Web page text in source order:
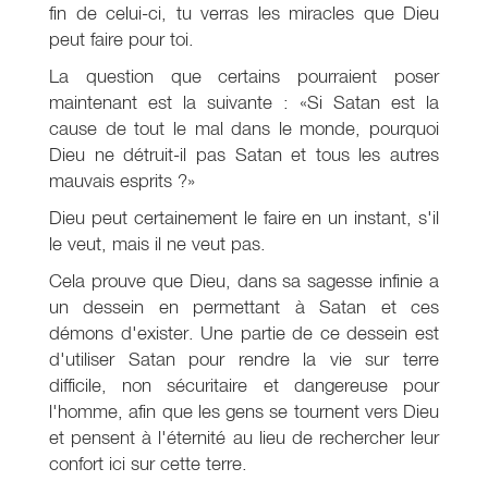
fin de celui-ci, tu verras les miracles que Dieu
peut faire pour toi.
La question que certains pourraient poser
maintenant est la suivante : «Si Satan est la
cause de tout le mal dans le monde, pourquoi
Dieu ne détruit-il pas Satan et tous les autres
mauvais esprits ?»
Dieu peut certainement le faire en un instant, s'il
le veut, mais il ne veut pas.
Cela prouve que Dieu, dans sa sagesse infinie a
un dessein en permettant à Satan et ces
démons d'exister. Une partie de ce dessein est
d'utiliser Satan pour rendre la vie sur terre
difficile, non sécuritaire et dangereuse pour
l'homme, afin que les gens se tournent vers Dieu
et pensent à l'éternité au lieu de rechercher leur
confort ici sur cette terre.